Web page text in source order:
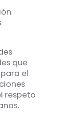
que
el
respeto